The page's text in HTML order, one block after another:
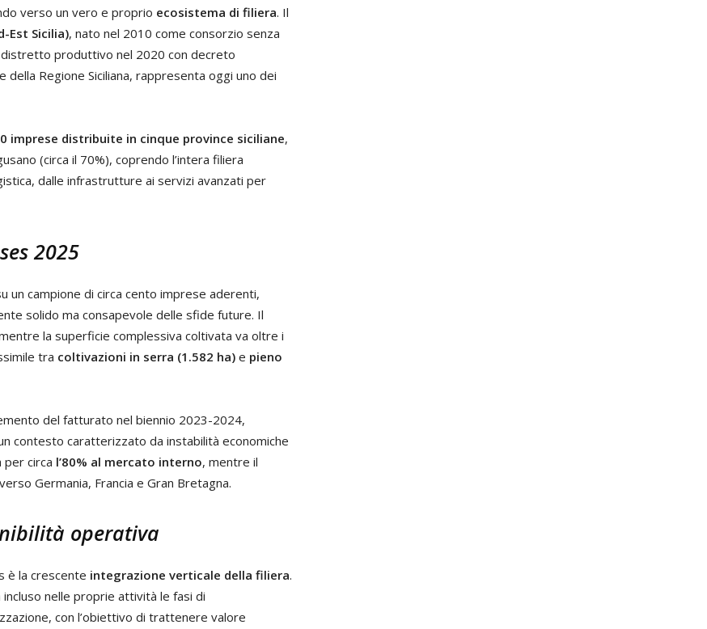
verso un vero e proprio ecosistema di filiera. Il
Est Sicilia), nato nel 2010 come consorzio senza
produttivo nel 2020 con decreto
Regione Siciliana, rappresenta oggi uno dei
imprese distribuite in cinque province siciliane,
(circa il 70%), coprendo l’intera filiera
dalle infrastrutture ai servizi avanzati per
2025
un campione di circa cento imprese aderenti,
solido ma consapevole delle sfide future. Il
la superficie complessiva coltivata va oltre i
tra coltivazioni in serra (1.582 ha) e pieno
del fatturato nel biennio 2023-2024,
contesto caratterizzato da instabilità economiche
per circa l’80% al mercato interno, mentre il
Germania, Francia e Gran Bretagna.
operativa
è la crescente integrazione verticale della filiera.
incluso nelle proprie attività le fasi di
con l’obiettivo di trattenere valore